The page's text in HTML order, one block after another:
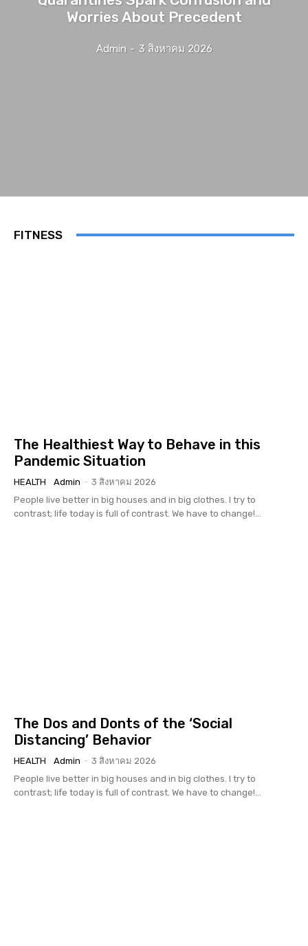
Worries About Precedent
Admin - 3 สิงหาคม 2026
FITNESS
The Healthiest Way to Behave in this
Pandemic Situation
HEALTH Admin - 3 สิงหาคม 2026
People live better in big houses and in big clothes. I try to
contrast; life today is full of contrast. We have to change!...
The Dos and Donts of the ‘Social
Distancing’ Behavior
HEALTH Admin - 3 สิงหาคม 2026
People live better in big houses and in big clothes. I try to
contrast; life today is full of contrast. We have to change!...